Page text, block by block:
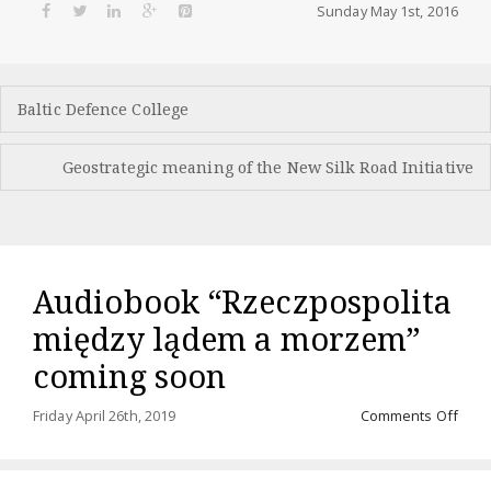
Sunday May 1st, 2016
Post
navigation
Baltic Defence College
Geostrategic meaning of the New Silk Road Initiative
Audiobook “Rzeczpospolita
między lądem a morzem”
coming soon
Friday April 26th, 2019 Comments Offon